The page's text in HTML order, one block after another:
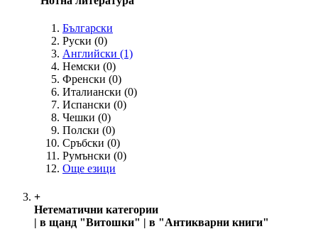
Български
Руски (0)
Английски (1)
Немски (0)
Френски (0)
Италиански (0)
Испански (0)
Чешки (0)
Полски (0)
Сръбски (0)
Румънски (0)
Още езици
+
Нетематични категории
| в щанд "Витошки" | в "Антикварни книги"